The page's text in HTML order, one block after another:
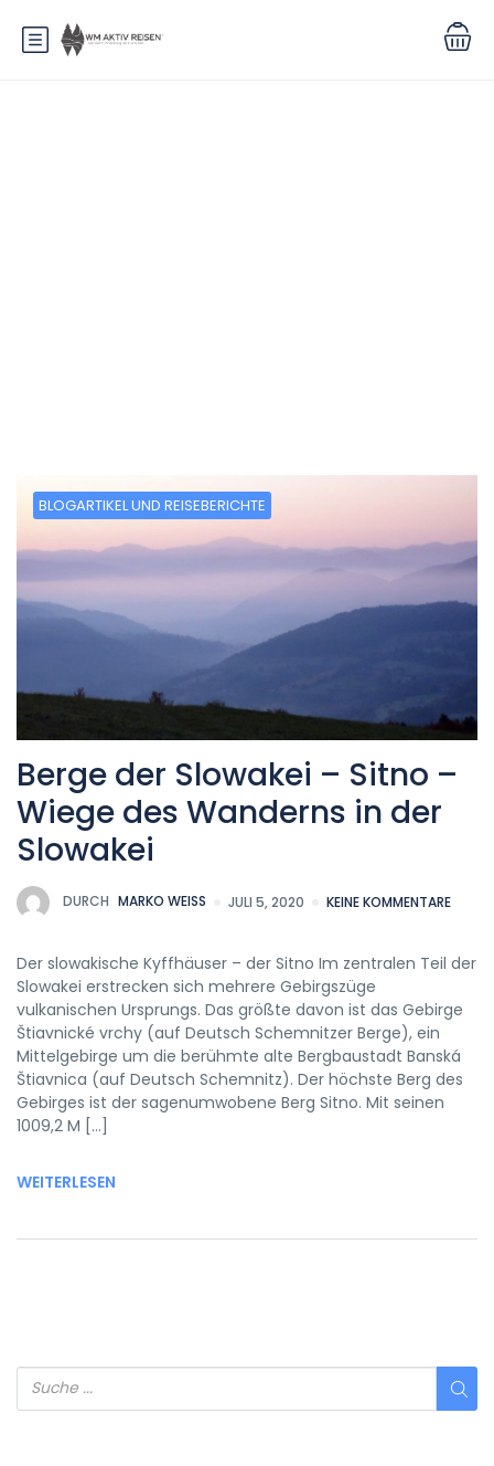
BLOGARTIKEL UND REISEBERICHTE
Berge der Slowakei – Sitno –
Wiege des Wanderns in der
Slowakei
DURCH MARKO WEISS JULI 5, 2020 KEINE KOMMENTARE
Der slowakische Kyffhäuser – der Sitno Im zentralen Teil der
Slowakei erstrecken sich mehrere Gebirgszüge
vulkanischen Ursprungs. Das größte davon ist das Gebirge
Štiavnické vrchy (auf Deutsch Schemnitzer Berge), ein
Mittelgebirge um die berühmte alte Bergbaustadt Banská
Štiavnica (auf Deutsch Schemnitz). Der höchste Berg des
Gebirges ist der sagenumwobene Berg Sitno. Mit seinen
1009,2 M […]
WEITERLESEN